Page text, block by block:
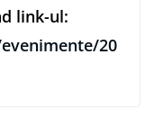
link-ul:
20